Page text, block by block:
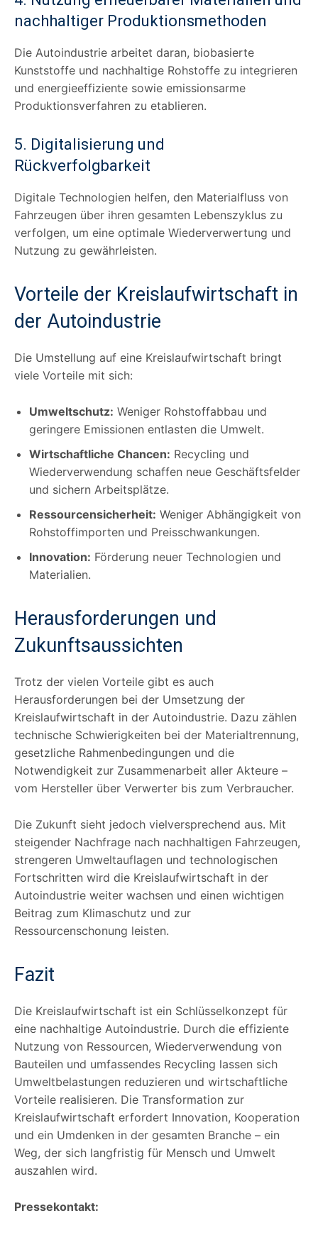
nachhaltiger Produktionsmethoden
Die Autoindustrie arbeitet daran, biobasierte
Kunststoffe und nachhaltige Rohstoffe zu integrieren
und energieeffiziente sowie emissionsarme
Produktionsverfahren zu etablieren.
5. Digitalisierung und
Rückverfolgbarkeit
Digitale Technologien helfen, den Materialfluss von
Fahrzeugen über ihren gesamten Lebenszyklus zu
verfolgen, um eine optimale Wiederverwertung und
Nutzung zu gewährleisten.
Vorteile der Kreislaufwirtschaft in
der Autoindustrie
Die Umstellung auf eine Kreislaufwirtschaft bringt
viele Vorteile mit sich:
Umweltschutz: Weniger Rohstoffabbau und
geringere Emissionen entlasten die Umwelt.
Wirtschaftliche Chancen: Recycling und
Wiederverwendung schaffen neue Geschäftsfelder
und sichern Arbeitsplätze.
Ressourcensicherheit: Weniger Abhängigkeit von
Rohstoffimporten und Preisschwankungen.
Innovation: Förderung neuer Technologien und
Materialien.
Herausforderungen und
Zukunftsaussichten
Trotz der vielen Vorteile gibt es auch
Herausforderungen bei der Umsetzung der
Kreislaufwirtschaft in der Autoindustrie. Dazu zählen
technische Schwierigkeiten bei der Materialtrennung,
gesetzliche Rahmenbedingungen und die
Notwendigkeit zur Zusammenarbeit aller Akteure –
vom Hersteller über Verwerter bis zum Verbraucher.
Die Zukunft sieht jedoch vielversprechend aus. Mit
steigender Nachfrage nach nachhaltigen Fahrzeugen,
strengeren Umweltauflagen und technologischen
Fortschritten wird die Kreislaufwirtschaft in der
Autoindustrie weiter wachsen und einen wichtigen
Beitrag zum Klimaschutz und zur
Ressourcenschonung leisten.
Fazit
Die Kreislaufwirtschaft ist ein Schlüsselkonzept für
eine nachhaltige Autoindustrie. Durch die effiziente
Nutzung von Ressourcen, Wiederverwendung von
Bauteilen und umfassendes Recycling lassen sich
Umweltbelastungen reduzieren und wirtschaftliche
Vorteile realisieren. Die Transformation zur
Kreislaufwirtschaft erfordert Innovation, Kooperation
und ein Umdenken in der gesamten Branche – ein
Weg, der sich langfristig für Mensch und Umwelt
auszahlen wird.
Pressekontakt: